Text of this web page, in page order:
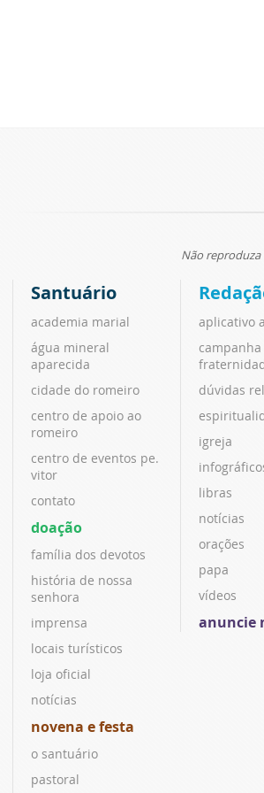
Não
Santuário
academia marial
água mineral
aparecida
cidade do romeiro
centro de apoio ao
romeiro
centro de eventos pe.
vitor
contato
doação
família dos devotos
história de nossa
senhora
imprensa
locais turísticos
loja oficial
notícias
novena e festa
o santuário
pastoral
aplicativo
campanha
dúvidas
igreja
libras
notícias
orações
papa
vídeos
anuncie